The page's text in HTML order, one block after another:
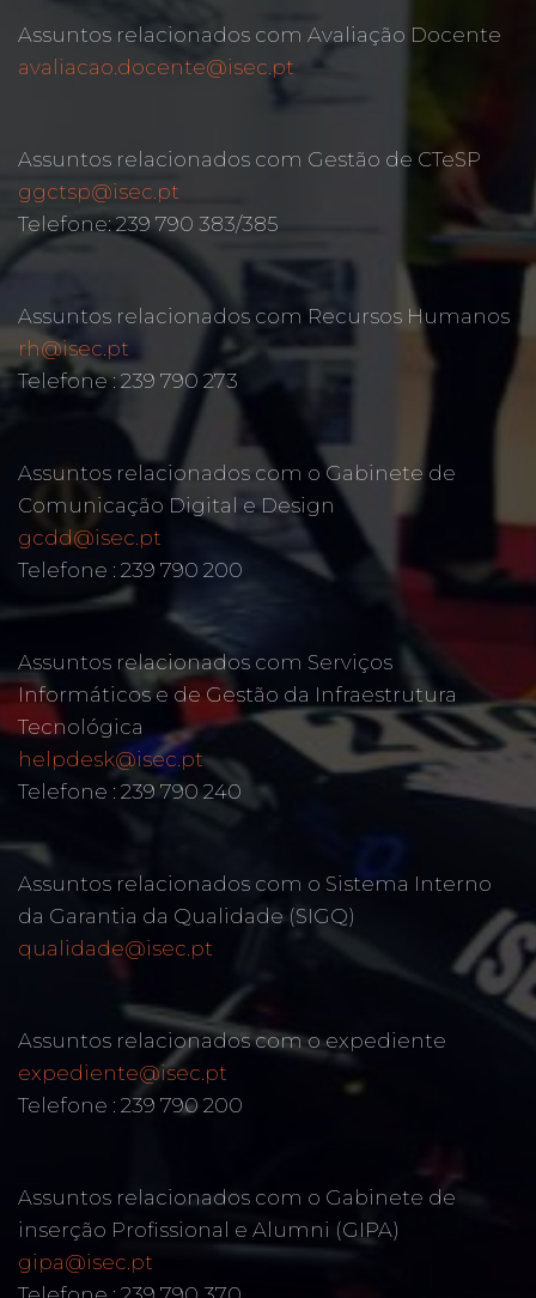
Assuntos relacionados com Avaliação Docente
avaliacao.docente@isec.pt
Assuntos relacionados com Gestão de CTeSP
ggctsp@isec.pt
Telefone: 239 790 383/385
Assuntos relacionados com Recursos Humanos
rh@isec.pt
Telefone : 239 790 273
Assuntos relacionados com o Gabinete de
Comunicação Digital e Design
gcdd@isec.pt
Telefone : 239 790 200
Assuntos relacionados com Serviços
Informáticos e de Gestão da Infraestrutura
Tecnológica
helpdesk@isec.pt
Telefone : 239 790 240
Assuntos relacionados com o Sistema Interno
da Garantia da Qualidade (SIGQ)
qualidade@isec.pt
Assuntos relacionados com o expediente
expediente@isec.pt
Telefone : 239 790 200
Assuntos relacionados com o Gabinete de
inserção Profissional e Alumni (GIPA)
gipa@isec.pt